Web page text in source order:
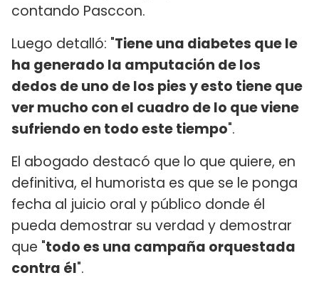
contando Pasccon.
Luego detalló: "Tiene una diabetes que le
ha generado la amputación de los
dedos de uno de los pies y esto tiene que
ver mucho con el cuadro de lo que viene
sufriendo en todo este tiempo".
El abogado destacó que lo que quiere, en
definitiva, el humorista es que se le ponga
fecha al juicio oral y público donde él
pueda demostrar su verdad y demostrar
que "todo es una campaña orquestada
contra él".